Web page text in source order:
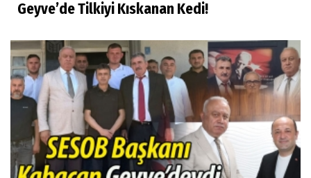
Geyve’de Tilkiyi Kıskanan Kedi!